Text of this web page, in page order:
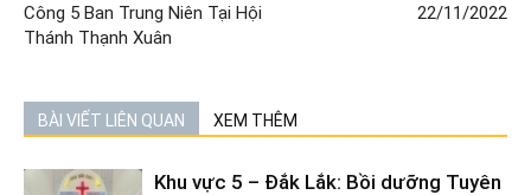
Công 5 Ban Trung Niên Tại Hội
Thánh Thạnh Xuân
22/11/2022
BÀI VIẾT LIÊN QUAN XEM THÊM
Khu vực 5 – Đắk Lắk: Bồi dưỡng Tuyên